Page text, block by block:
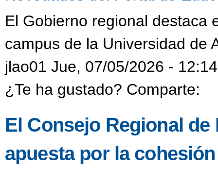
El Gobierno regional destaca
campus de la Universidad de
jlao01 Jue, 07/05/2026 - 12:14
¿Te ha gustado? Comparte:
El Consejo Regional de
apuesta por la